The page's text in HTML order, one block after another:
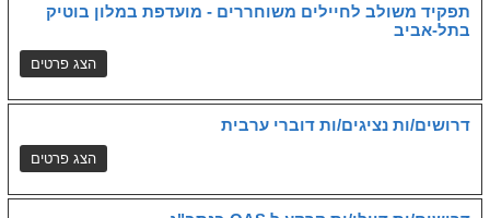
תפקיד משולב לחיילים משוחררים - מועדפת במלון בוטיק
בתל-אביב
דרושים/ות נציגים/ות דוברי ערבית